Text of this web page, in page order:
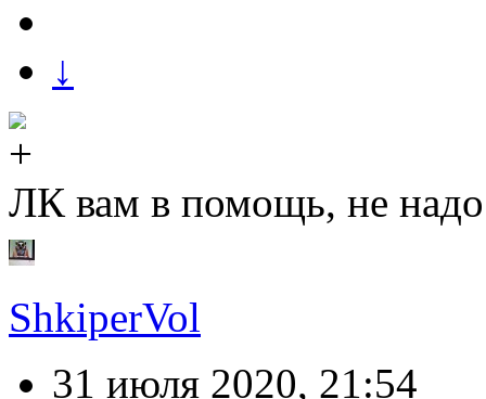
↓
ЛК вам в помощь, не надо
ShkiperVol
31 июля 2020, 21:54